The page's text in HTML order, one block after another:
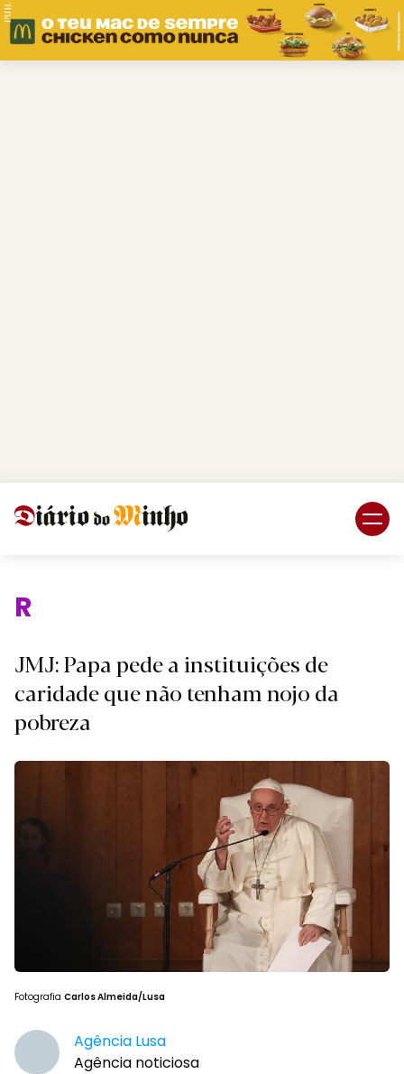
PUB.
Religiã
JMJ: Papa pede a instituições de
caridade que não tenham nojo da
pobreza
Fotografia Carlos Almeida/Lusa
Agência Lusa
Agência noticiosa